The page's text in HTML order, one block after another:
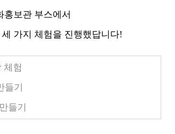
홍보관 부스에서
가지 체험을 진행했답니다!
체험
들기
들기